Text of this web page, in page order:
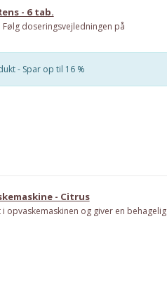
- 6 tab.
doseringsvejledningen på
- Spar op til 16 %
- Citrus
opvaskemaskinen og giver en behagelig